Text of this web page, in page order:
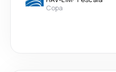
Copa